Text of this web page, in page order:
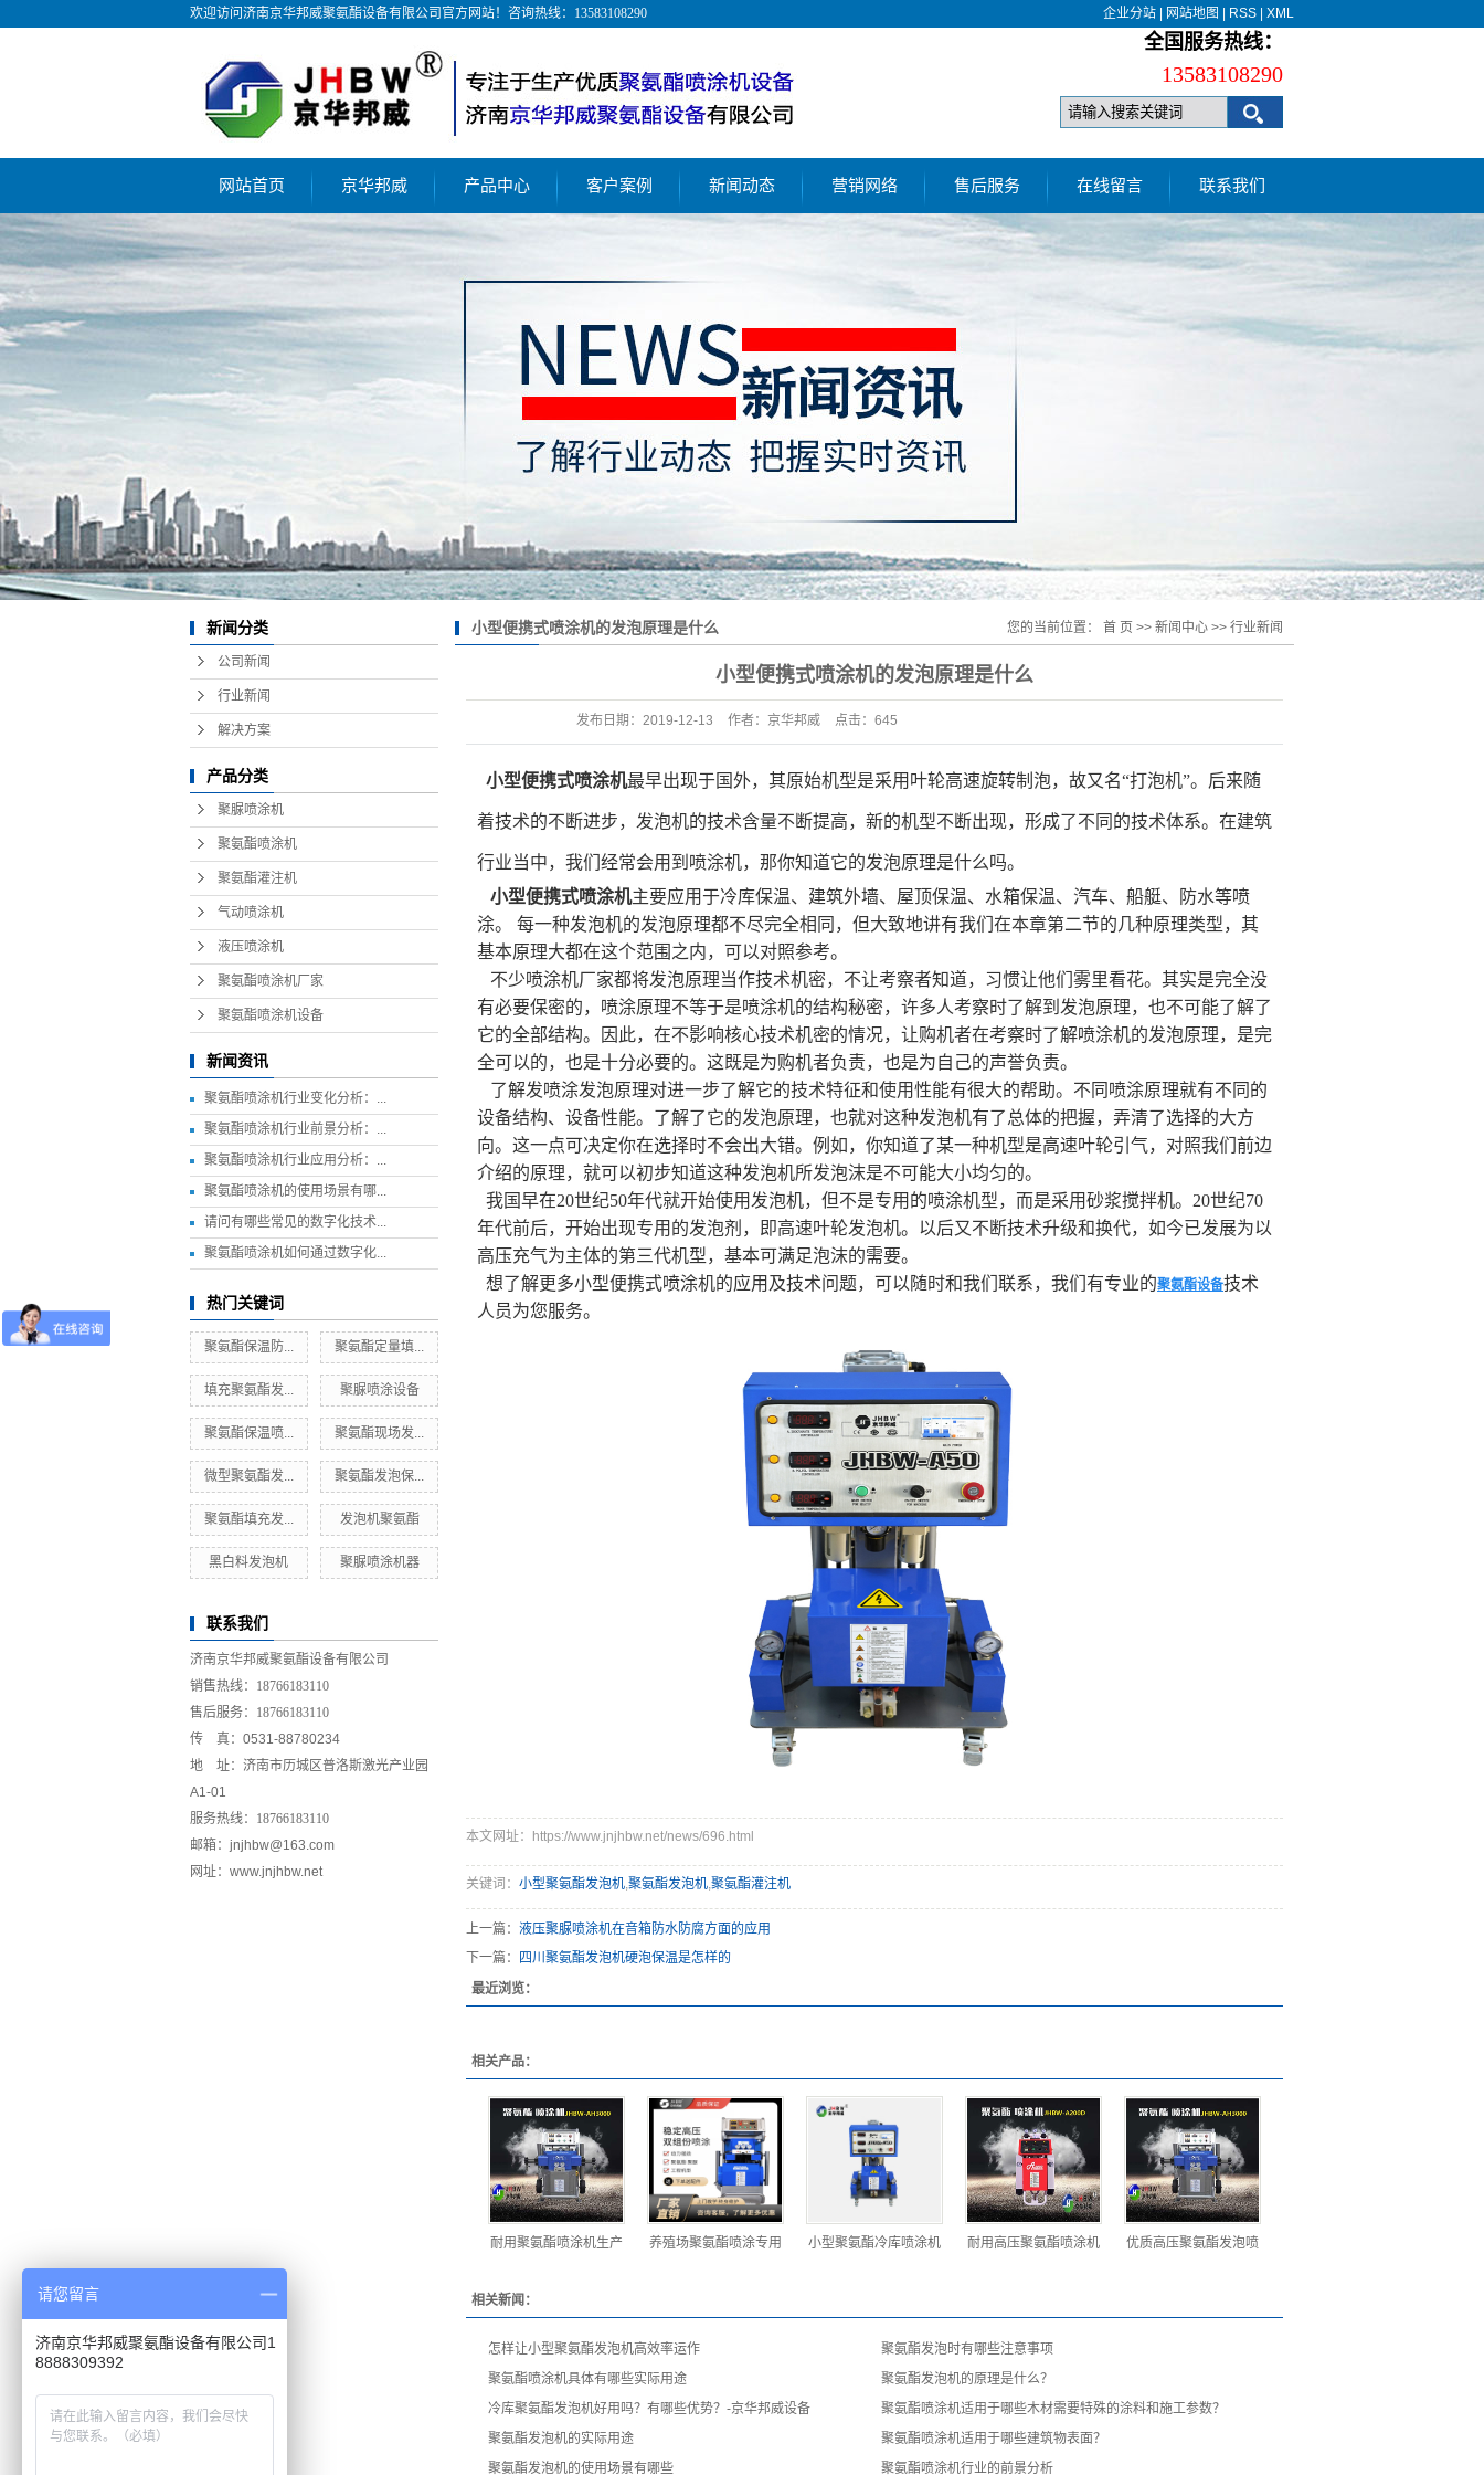
欢迎访问济南京华邦威聚氨酯设备有限公司官方网站！咨询热线： 13583108290 企业分站 网站地图 RSS XML
全国服务热线：
13583108290
网站首页 京华邦威
公司简介
合作伙伴
产品中心
聚脲喷涂机
气动喷涂机
液压喷涂机
聚氨酯喷涂机厂家
客户案例 新闻动态 营销网络 售后服务 在线留言 联系我们
新闻分类
公司新闻
行业新闻
解决方案
产品分类
聚脲喷涂机
聚氨酯喷涂机
聚氨酯灌注机
气动喷涂机
液压喷涂机
聚氨酯喷涂机厂家
聚氨酯喷涂机设备
新闻资讯
聚氨酯喷涂机行业变化分析：...
聚氨酯喷涂机行业前景分析：...
聚氨酯喷涂机行业应用分析：...
聚氨酯喷涂机的使用场景有哪...
请问有哪些常见的数字化技术...
聚氨酯喷涂机如何通过数字化...
热门关键词
聚氨酯保温防... 聚氨酯定量填...
填充聚氨酯发... 聚脲喷涂设备
聚氨酯保温喷... 聚氨酯现场发...
微型聚氨酯发... 聚氨酯发泡保...
聚氨酯填充发... 发泡机聚氨酯
黑白料发泡机 聚脲喷涂机器
联系我们
济南京华邦威聚氨酯设备有限公司
销售热线： 18766183110
售后服务： 18766183110
传 真：0531-88780234
地 址：济南市历城区普洛斯激光产业园
A1-01
服务热线： 18766183110
邮箱：jnjhbw@163.com
网址：www.jnjhbw.net
小型便携式喷涂机的发泡原理是什么 您的当前位置： 首 页 >> 新闻中心 >> 行业新闻
小型便携式喷涂机的发泡原理是什么
发布日期： 2019-12-13 作者： 京华邦威 点击： 645
小型便携式喷涂机最早出现于国外，其原始机型是采用叶轮高速旋转制泡，故又名“打泡机”。后来随
着技术的不断进步，发泡机的技术含量不断提高，新的机型不断出现，形成了不同的技术体系。在建筑
行业当中，我们经常会用到喷涂机，那你知道它的发泡原理是什么吗。
小型便携式喷涂机主要应用于冷库保温、建筑外墙、屋顶保温、水箱保温、汽车、船艇、防水等喷
涂。
每一种发泡机的发泡原理都不尽完全相同，但大致地讲有我们在本章第二节的几种原理类型，其
基本原理大都在这个范围之内，可以对照参考。
不少喷涂机厂家都将发泡原理当作技术机密，不让考察者知道，习惯让他们雾里看花。其实是完全没
有必要保密的，喷涂原理不等于是喷涂机的结构秘密，许多人考察时了解到发泡原理，也不可能了解了
它的全部结构。因此，在不影响核心技术机密的情况，让购机者在考察时了解喷涂机的发泡原理，是完
全可以的，也是十分必要的。这既是为购机者负责，也是为自己的声誉负责。
了解发喷涂发泡原理对进一步了解它的技术特征和使用性能有很大的帮助。不同喷涂原理就有不同的
设备结构、设备性能。了解了它的发泡原理，也就对这种发泡机有了总体的把握，弄清了选择的大方
向。这一点可决定你在选择时不会出大错。例如，你知道了某一种机型是高速叶轮引气，对照我们前边
介绍的原理，就可以初步知道这种发泡机所发泡沫是不可能大小均匀的。
我国早在20世纪50年代就开始使用发泡机，但不是专用的喷涂机型，而是采用砂浆搅拌机。20世纪70
年代前后，开始出现专用的发泡剂，即高速叶轮发泡机。以后又不断技术升级和换代，如今已发展为以
高压充气为主体的第三代机型，基本可满足泡沫的需要。
想了解更多小型便携式喷涂机的应用及技术问题，可以随时和我们联系，我们有专业的聚氨酯设备技术
人员为您服务。
本文网址：https://www.jnjhbw.net/news/696.html
关键词： 小型聚氨酯发泡机,聚氨酯发泡机,聚氨酯灌注机
上一篇： 液压聚脲喷涂机在音箱防水防腐方面的应用
下一篇：
四川聚氨酯发泡机硬泡保温是怎样的
最近浏览：
相关产品：
耐用聚氨酯喷涂机生产 养殖场聚氨酯喷涂专用 小型聚氨酯冷库喷涂机 耐用高压聚氨酯喷涂机 优质高压聚氨酯发泡喷
相关新闻：
怎样让小型聚氨酯发泡机高效率运作
聚氨酯发泡时有哪些注意事项
聚氨酯喷涂机具体有哪些实际用途
聚氨酯发泡机的原理是什么？
冷库聚氨酯发泡机好用吗？有哪些优势？-京华邦威设备
聚氨酯喷涂机适用于哪些木材需要特殊的涂料和施工参数？
聚氨酯发泡机的实际用途
聚氨酯喷涂机适用于哪些建筑物表面？
聚氨酯发泡机的使用场景有哪些
聚氨酯喷涂机行业的前景分析
请您留言
济南京华邦威聚氨酯设备有限公司1
8888309392